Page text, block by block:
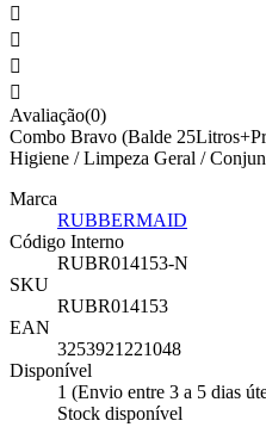




Avaliação(0)
Combo Bravo (Balde
Higiene / Limpeza Geral /
Marca
RUBBERMAID
Código Interno
RUBR014153-N
SKU
RUBR014153
EAN
3253921221048
Disponível
1 (Envio entre 3 a 5 dias
Stock disponível